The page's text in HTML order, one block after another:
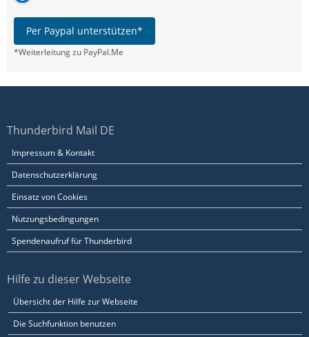
Per Paypal unterstützen*
*Weiterleitung zu PayPal.Me
Thunderbird Mail DE
Impressum & Kontakt
Datenschutzerklärung
Einsatz von Cookies
Nutzungsbedingungen
Spendenaufruf für Thunderbird
Hilfe zu dieser Webseite
Übersicht der Hilfe zur Webseite
Die Suchfunktion benutzen